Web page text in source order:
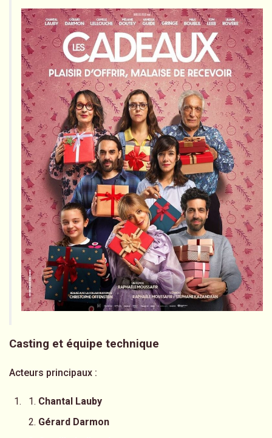
Casting et équipe technique
Acteurs principaux :
Chantal Lauby
Gérard Darmon